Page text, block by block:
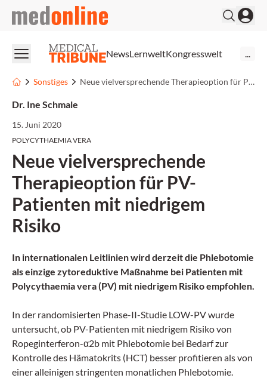
medonline
NewsLernweltKongresswelt
Sonstiges Neue vielversprechende Therapieoption für PV-Patienten mit niedrigem Risiko
Dr. Ine Schmale
15. Juni 2020
POLYCYTHAEMIA VERA
Neue vielversprechende
Therapieoption für PV-
Patienten mit niedrigem
Risiko
In internationalen Leitlinien wird derzeit die Phlebotomie
als einzige zytoreduktive Maßnahme bei Patienten mit
Polycythaemia vera (PV) mit niedrigem Risiko empfohlen.
In der randomisierten Phase-II-Studie LOW-PV wurde
untersucht, ob PV-Patienten mit niedrigem Risiko von
Ropeginterferon-α2b mit Phlebotomie bei Bedarf zur
Kontrolle des Hämatokrits (HCT) besser profitieren als von
einer alleinigen stringenten monatlichen Phlebotomie.